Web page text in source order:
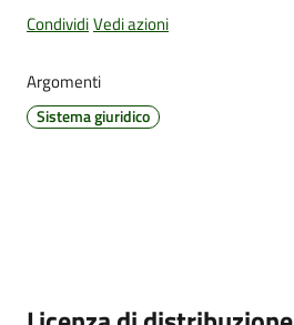
gli
CondividiVedi azioni
Argomenti
Sistema giuridico